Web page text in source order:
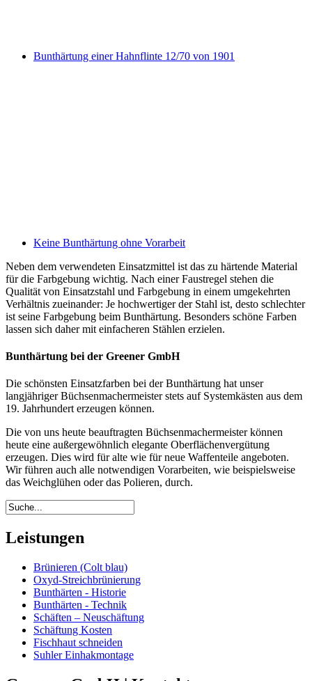
Bunthärtung einer Hahnflinte 12/70 von 1901
Keine Bunthärtung ohne Vorarbeit
Neben dem verwendeten Einsatzmittel ist das zu härtende Material
für die Farbgebung wichtig. Nach einer Faustregel stehen die
Qualität von Einsatzstahl und Farbgebung in einem umgekehrten
Verhältnis zueinander: Je hochwertiger der Stahl ist, desto schlechter
ist seine Farbgebung beim Bunthärtung. Besonders schöne Farben
lassen sich daher mit einfacheren Stählen erzielen.
Bunthärtung bei der Greener GmbH
Die schönsten Einsatzfarben bei der Bunthärtung hat unser
langjähriger Büchsenmachermeister stets auf Systemkästen aus dem
19. Jahrhundert erzeugen können.
Die von uns heute beauftragten Büchsenmachermeister können
heute eine außergewöhnlich elegante Oberflächenvergütung
erzeugen. Dies wird für alte wie für neue Waffenteile angeboten.
Wir führen auch alle notwendigen Vorarbeiten, wie beispielsweise
das Weichglühen oder das Polieren, durch.
Leistungen
Brünieren (Colt blau)
Oxyd-Streichbrünierung
Bunthärten - Historie
Bunthärten - Technik
Schäften – Neuschäftung
Schäftung Kosten
Fischhaut schneiden
Suhler Einhakmontage